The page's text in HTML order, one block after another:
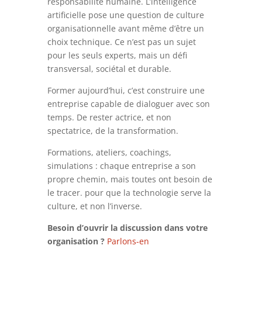
artificielle pose une question de culture
organisationnelle avant même d’être un
choix technique. Ce n’est pas un sujet
pour les seuls experts, mais un défi
transversal, sociétal et durable.
Former aujourd’hui, c’est construire une
entreprise capable de dialoguer avec son
temps. De rester actrice, et non
spectatrice, de la transformation.
Formations, ateliers, coachings,
simulations : chaque entreprise a son
propre chemin, mais toutes ont besoin de
le tracer. pour que la technologie serve la
culture, et non l’inverse.
Besoin d’ouvrir la discussion dans votre
organisation ? Parlons-en